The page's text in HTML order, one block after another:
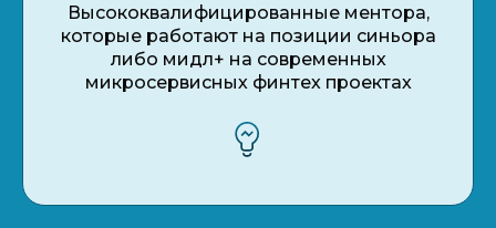
Высококвалифицированные ментора,
которые работают на позиции синьора
либо мидл+ на современных
микросервисных финтех проектах